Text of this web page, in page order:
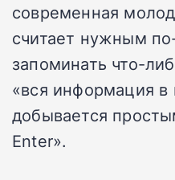
современная
считает нужным
запоминать что-
«вся информация
добывается
Enter».